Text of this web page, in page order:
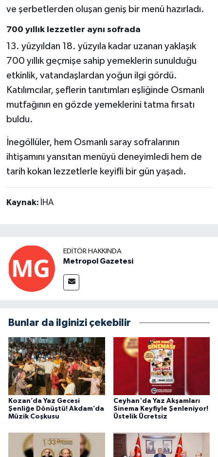
ve şerbetlerden oluşan geniş bir menü hazırladı.
700 yıllık lezzetler aynı sofrada
13. yüzyıldan 18. yüzyıla kadar uzanan yaklaşık
700 yıllık geçmişe sahip yemeklerin sunulduğu
etkinlik, vatandaşlardan yoğun ilgi gördü.
Katılımcılar, şeflerin tanıtımları eşliğinde Osmanlı
mutfağının en gözde yemeklerini tatma fırsatı
buldu.
İnegöllüler, hem Osmanlı saray sofralarının
ihtişamını yansıtan menüyü deneyimledi hem de
tarih kokan lezzetlerle keyifli bir gün yaşadı.
Kaynak: İHA
EDITÖR HAKKINDA
Metropol Gazetesi
Bunlar da ilginizi çekebilir
Kozan’da Yaz Gecesi
Şenliğe Dönüştü! Akdam’da
Müzik Coşkusu
Ceyhan'da Yaz Akşamları
Sinema Keyfiyle Şenleniyor!
Üstelik Ücretsiz